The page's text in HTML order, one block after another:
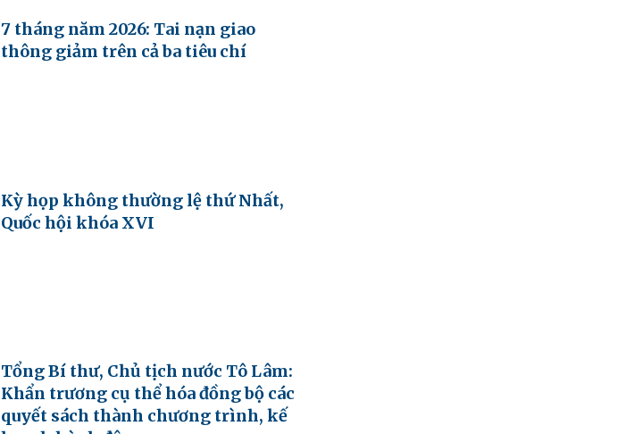
7 tháng năm 2026: Tai nạn giao
thông giảm trên cả ba tiêu chí
Kỳ họp không thường lệ thứ Nhất,
Quốc hội khóa XVI
Tổng Bí thư, Chủ tịch nước Tô Lâm:
Khẩn trương cụ thể hóa đồng bộ các
quyết sách thành chương trình, kế